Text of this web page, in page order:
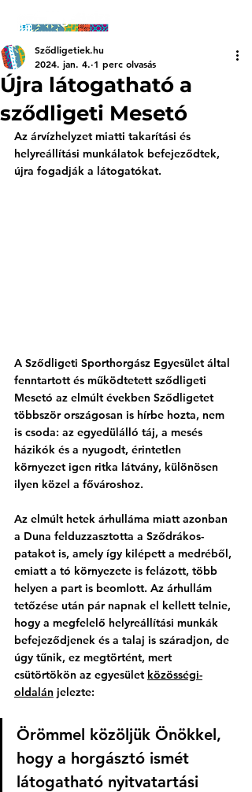
Újra látogatható a
sződligeti Mesetó
Sződligetiek.hu
2024. jan. 4. 1 perc olvasás
Az árvízhelyzet miatti takarítási és
helyreállítási munkálatok befejeződtek,
újra fogadják a látogatókat.
A Sződligeti Sporthorgász Egyesület által
fenntartott és működtetett sződligeti
Mesetó az elmúlt években Sződligetet
többször országosan is hírbe hozta, nem
is csoda: az egyedülálló táj, a mesés
házikók és a nyugodt, érintetlen
környezet igen ritka látvány, különösen
ilyen közel a fővároshoz.
Az elmúlt hetek árhulláma miatt azonban
a Duna felduzzasztotta a Sződrákos-
patakot is, amely így kilépett a medréből,
emiatt a tó környezete is felázott, több
helyen a part is beomlott. Az árhullám
tetőzése után pár napnak el kellett telnie,
hogy a megfelelő helyreállítási munkák
befejeződjenek és a talaj is száradjon, de
úgy tűnik, ez megtörtént, mert
csütörtökön az egyesület közösségi-
oldalán jelezte:
Örömmel közöljük Önökkel,
hogy a horgásztó ismét
látogatható nyitvatartási